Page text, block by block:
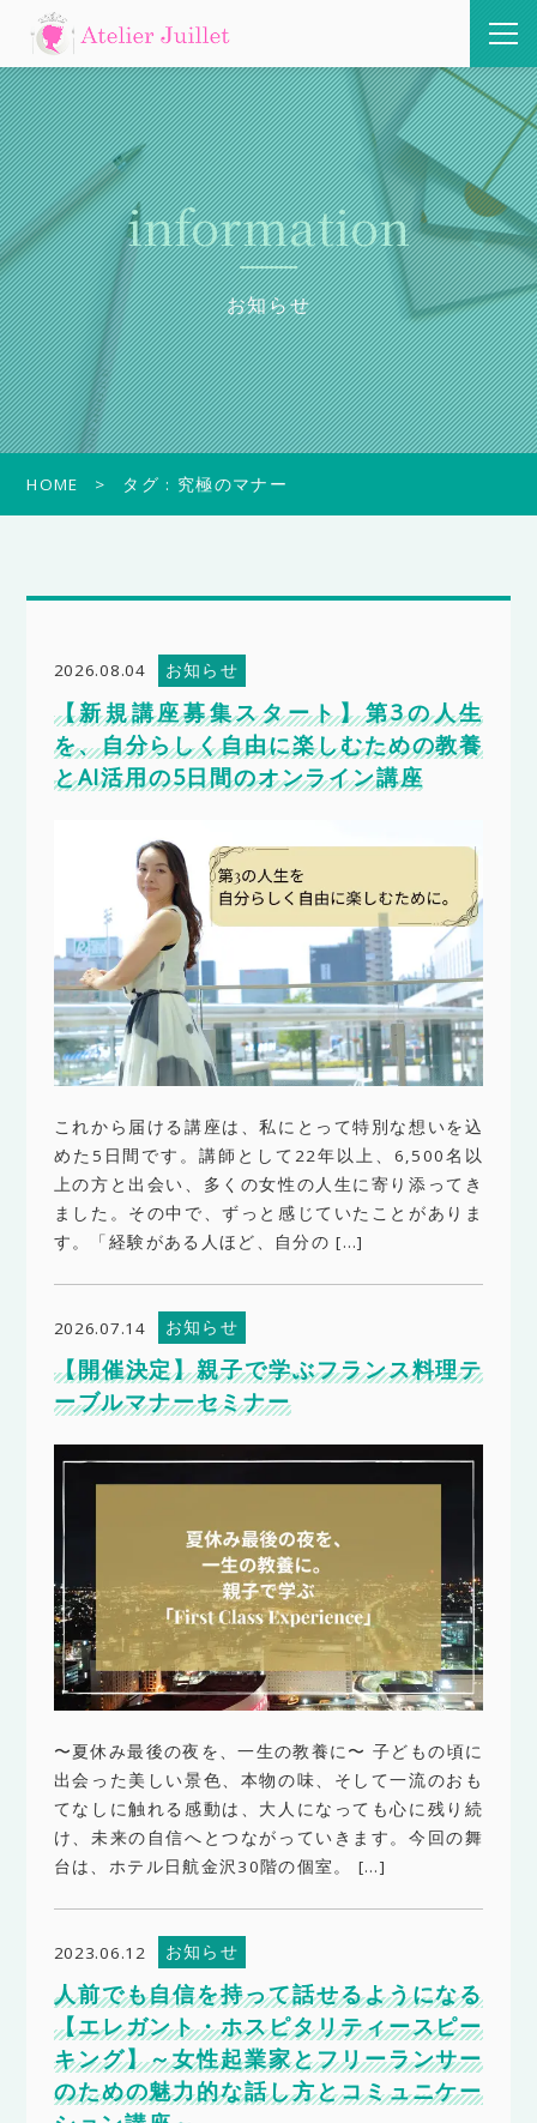
information
お知らせ
HOME タグ : 究極のマナー
2026.08.04 お知らせ
【新規講座募集スタート】第3の人生
を、自分らしく自由に楽しむための教養
とAI活用の5日間のオンライン講座
これから届ける講座は、私にとって特別な想いを込
めた5日間です。講師として22年以上、6,500名以
上の方と出会い、多くの女性の人生に寄り添ってき
ました。その中で、ずっと感じていたことがありま
す。「経験がある人ほど、自分の […]
2026.07.14 お知らせ
【開催決定】親子で学ぶフランス料理テ
ーブルマナーセミナー
〜夏休み最後の夜を、一生の教養に〜 子どもの頃に
出会った美しい景色、本物の味、そして一流のおも
てなしに触れる感動は、大人になっても心に残り続
け、未来の自信へとつながっていきます。今回の舞
台は、ホテル日航金沢30階の個室。 […]
2023.06.12 お知らせ
人前でも自信を持って話せるようになる
【エレガント・ホスピタリティースピー
キング】～女性起業家とフリーランサー
のための魅力的な話し方とコミュニケー